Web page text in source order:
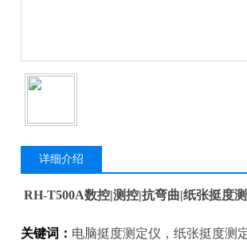
详细介绍
RH-T500A数控|测控|抗弯曲|纸张挺度
关键词： 电脑挺度测定仪，纸张挺度测